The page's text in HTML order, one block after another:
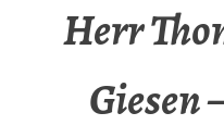
Herr
Giesen